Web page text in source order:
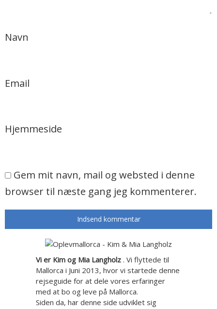
Navn
Email
Hjemmeside
Gem mit navn, mail og websted i denne
browser til næste gang jeg kommenterer.
Vi er Kim og Mia Langholz . Vi flyttede til
Mallorca i Juni 2013, hvor vi startede denne
rejseguide for at dele vores erfaringer
med at bo og leve på Mallorca.
Siden da, har denne side udviklet sig